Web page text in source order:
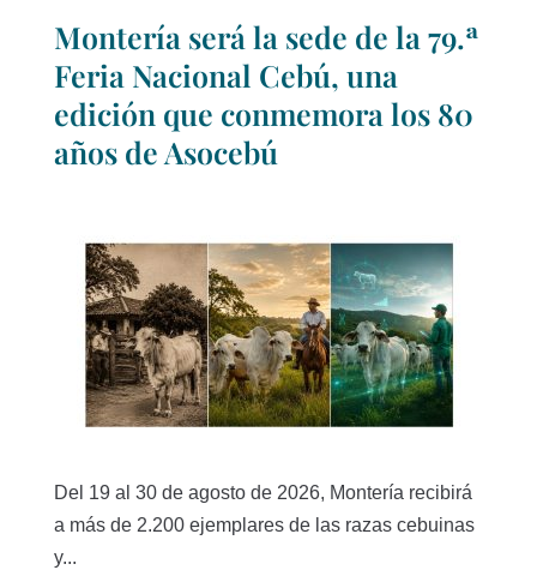
Montería será la sede de la 79.ª
Feria Nacional Cebú, una
edición que conmemora los 80
años de Asocebú
Del 19 al 30 de agosto de 2026, Montería recibirá
a más de 2.200 ejemplares de las razas cebuinas
y...